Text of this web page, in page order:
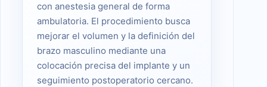
con anestesia general de forma
ambulatoria. El procedimiento busca
mejorar el volumen y la definición del
brazo masculino mediante una
colocación precisa del implante y un
seguimiento postoperatorio cercano.